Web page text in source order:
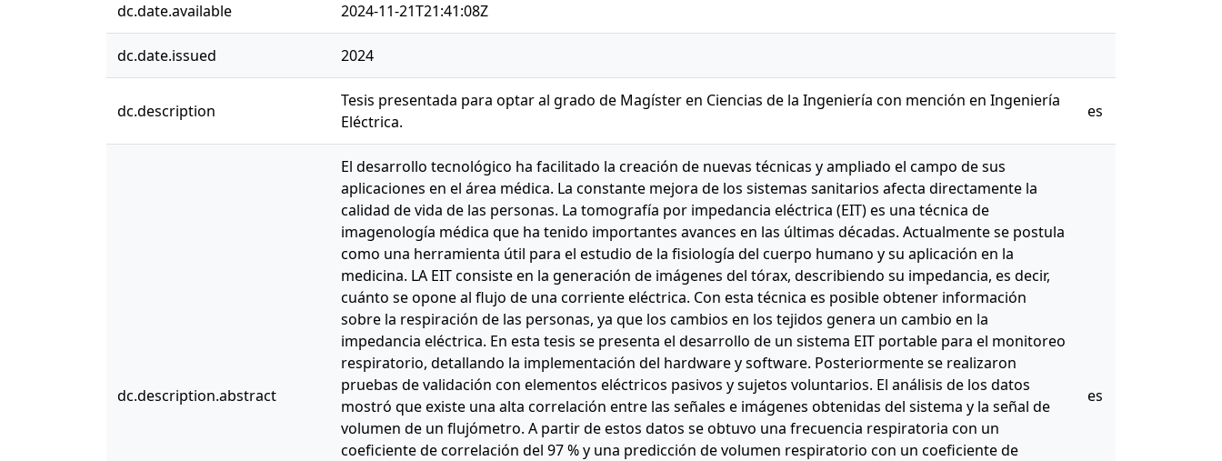
dc.date.available 2024-11-21T21:41:08Z
dc.date.issued 2024
dc.description
Tesis presentada para optar al grado de Magíster en Ciencias de la Ingeniería con mención en Ingeniería
Eléctrica.
es
dc.description.abstract
El desarrollo tecnológico ha facilitado la creación de nuevas técnicas y ampliado el campo de sus
aplicaciones en el área médica. La constante mejora de los sistemas sanitarios afecta directamente la
calidad de vida de las personas. La tomografía por impedancia eléctrica (EIT) es una técnica de
imagenología médica que ha tenido importantes avances en las últimas décadas. Actualmente se postula
como una herramienta útil para el estudio de la fisiología del cuerpo humano y su aplicación en la
medicina. LA EIT consiste en la generación de imágenes del tórax, describiendo su impedancia, es decir,
cuánto se opone al flujo de una corriente eléctrica. Con esta técnica es posible obtener información
sobre la respiración de las personas, ya que los cambios en los tejidos genera un cambio en la
impedancia eléctrica. En esta tesis se presenta el desarrollo de un sistema EIT portable para el monitoreo
respiratorio, detallando la implementación del hardware y software. Posteriormente se realizaron
pruebas de validación con elementos eléctricos pasivos y sujetos voluntarios. El análisis de los datos
mostró que existe una alta correlación entre las señales e imágenes obtenidas del sistema y la señal de
volumen de un flujómetro. A partir de estos datos se obtuvo una frecuencia respiratoria con un
coeficiente de correlación del 97 % y una predicción de volumen respiratorio con un coeficiente de
es